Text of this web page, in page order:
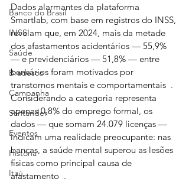
Banco do Brasil
INSS
Saúde
Bradesco
Campanha
Santander
Eventos
História
Itaú
Dados alarmantes da plataforma
Smartlab, com base em registros do INSS,
revelam que, em 2024, mais da metade
dos afastamentos acidentários — 55,9%
— e previdenciários — 51,8% — entre
bancários foram motivados por
transtornos mentais e comportamentais  .
Considerando a categoria representa
apenas 0,8% do emprego formal, os
dados — que somam 24.079 licenças —
indicam uma realidade preocupante: nas
bancas, a saúde mental superou as lesões
físicas como principal causa de
afastamento  .